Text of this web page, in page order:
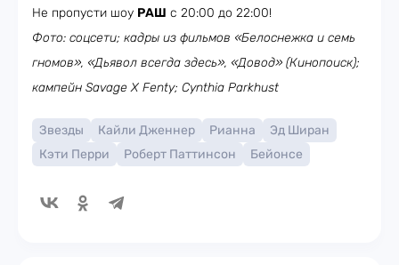
Не пропусти шоу РАШ с 20:00 до 22:00!
Фото: соцсети; кадры из фильмов «Белоснежка и семь
гномов», «Дьявол всегда здесь», «Довод» (Кинопоиск);
кампейн Savage X Fenty; Cynthia Parkhust
Звезды Кайли Дженнер Рианна
Эд Ширан
Кэти Перри
Роберт Паттинсон Бейонсе